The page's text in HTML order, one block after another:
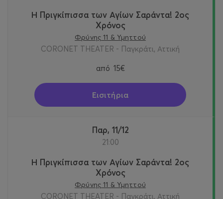
Η Πριγκίπισσα των Αγίων Σαράντα! 2oς
Χρόνος
Φρύνης 11 & Υμηττού
CORONET THEATER - Παγκράτι, Αττική
από 15€
Εισιτήρια
Παρ, 11/12
21:00
Η Πριγκίπισσα των Αγίων Σαράντα! 2oς
Χρόνος
Φρύνης 11 & Υμηττού
CORONET THEATER - Παγκράτι, Αττική